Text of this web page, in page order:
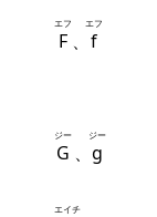
F
エフ
、 f
エフ
G
ジー
、 g
ジー
エイチ